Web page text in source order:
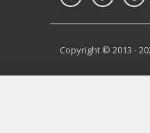
Copyright © 2013 -